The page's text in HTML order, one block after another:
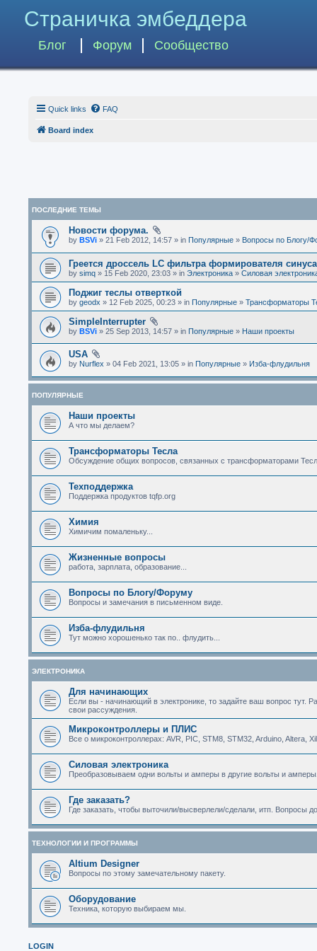
Страничка эмбеддера
Блог Форум Сообщество
Quick links FAQ
Board index
ПОСЛЕДНИЕ ТЕМЫ
Новости форума.
by BSVi » 21 Feb 2012, 14:57 » in Популярные » Вопросы по Блогу/
Греется дроссель LC фильтра формирователя
by simq » 15 Feb 2020, 23:03 » in Электроника » Силовая
Поджиг теслы отверткой
by geodx » 12 Feb 2025, 00:23 » in Популярные » Трансформаторы
SimpleInterrupter
by BSVi » 25 Sep 2013, 14:57 » in Популярные » Наши проекты
USA
by Nurflex » 04 Feb 2021, 13:05 » in Популярные » Изба-флудильня
ПОПУЛЯРНЫЕ
Наши проекты
А что мы делаем?
Трансформаторы Тесла
Обсуждение общих вопросов, связанных с трансформаторами
Техподдержка
Поддержка продуктов tqfp.org
Химия
Химичим помаленьку...
Жизненные вопросы
работа, зарплата, образование...
Вопросы по Блогу/Форуму
Вопросы и замечания в письменном виде.
Изба-флудильня
Тут можно хорошенько так по.. флудить...
ЭЛЕКТРОНИКА
Для начинающих
Если вы - начинающий в электронике, то задайте ваш вопрос тут.
свои рассуждения.
Микроконтроллеры и ПЛИС
Все о микроконтроллерах: AVR, PIC, STM8, STM32, Arduino, Altera,
Силовая электроника
Преобразовываем одни вольты и амперы в другие вольты и амперы.
Где заказать?
Где заказать, чтобы выточили/высверлели/сделали, итп. Вопросы
ТЕХНОЛОГИИ И ПРОГРАММЫ
Altium Designer
Вопросы по этому замечательному пакету.
Оборудование
Техника, которую выбираем мы.
LOGIN